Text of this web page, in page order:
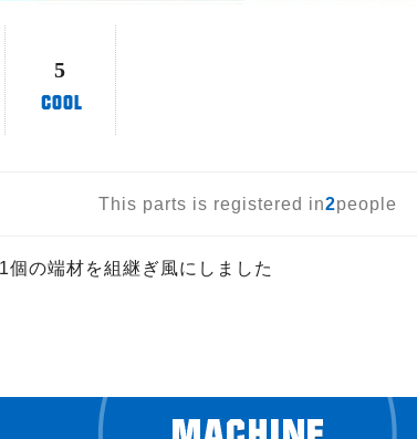
5
This parts is registered in2people
個の端材を組継ぎ風にしました